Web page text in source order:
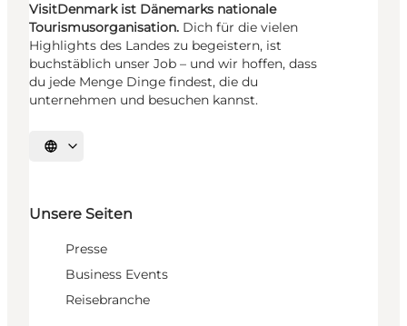
VisitDenmark ist Dänemarks nationale
Tourismusorganisation. Dich für die vielen
Highlights des Landes zu begeistern, ist
buchstäblich unser Job – und wir hoffen, dass
du jede Menge Dinge findest, die du
unternehmen und besuchen kannst.
Sprache auswählen
Unsere Seiten
Presse
Business Events
Reisebranche